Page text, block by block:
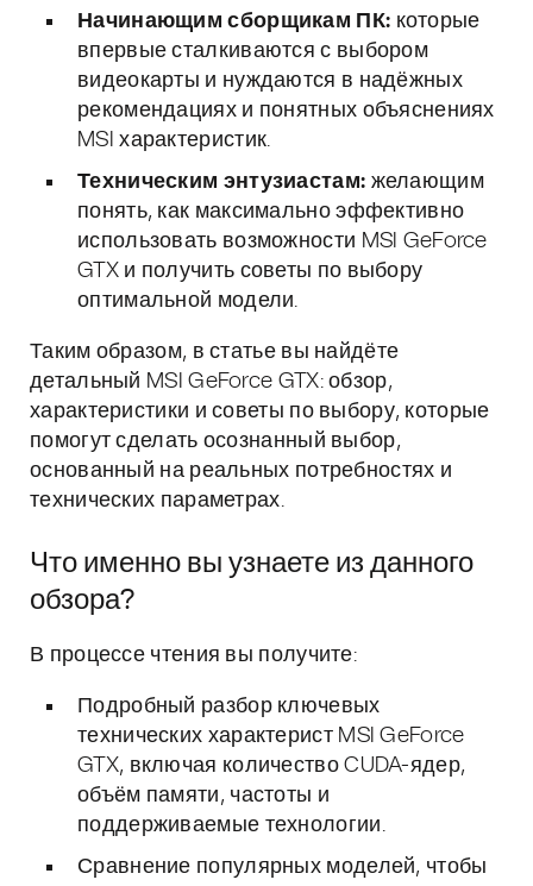
Начинающим сборщикам ПК: которые
впервые сталкиваются с выбором
видеокарты и нуждаются в надёжных
рекомендациях и понятных объяснениях
MSI характеристик.
Техническим энтузиастам: желающим
понять, как максимально эффективно
использовать возможности MSI GeForce
GTX и получить советы по выбору
оптимальной модели.
Таким образом, в статье вы найдёте
детальный MSI GeForce GTX: обзор,
характеристики и советы по выбору, которые
помогут сделать осознанный выбор,
основанный на реальных потребностях и
технических параметрах.
Что именно вы узнаете из данного
обзора?
В процессе чтения вы получите:
Подробный разбор ключевых
технических характерист MSI GeForce
GTX, включая количество CUDA-ядер,
объём памяти, частоты и
поддерживаемые технологии.
Сравнение популярных моделей, чтобы